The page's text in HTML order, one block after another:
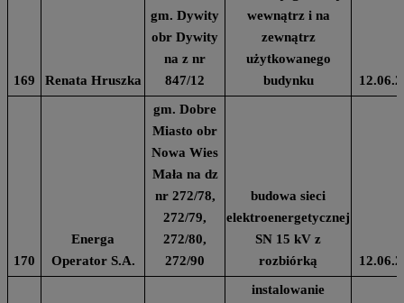
169 Renata Hruszka
gm. Dywity
obr Dywity
na z nr
847/12
wewnątrz i na
zewnątrz
użytkowanego
budynku
170
Energa
Operator S.A.
gm. Dobre
Miasto obr
Nowa Wies
Mała na dz
nr 272/78,
272/79,
272/80,
272/90
budowa sieci
elektroenergetycznej
SN 15 kV z
rozbiórką
instalowanie